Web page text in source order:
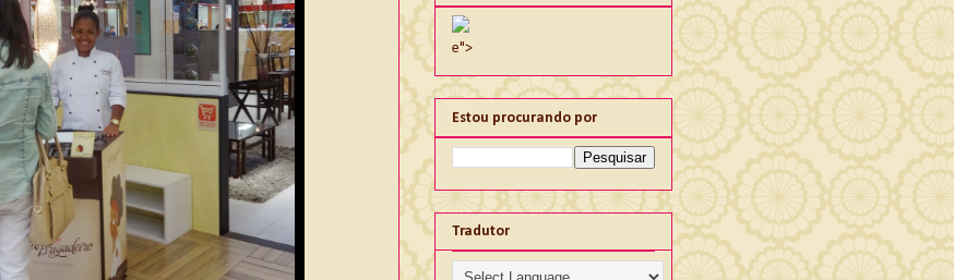
e">
Estou procurando por
Tradutor